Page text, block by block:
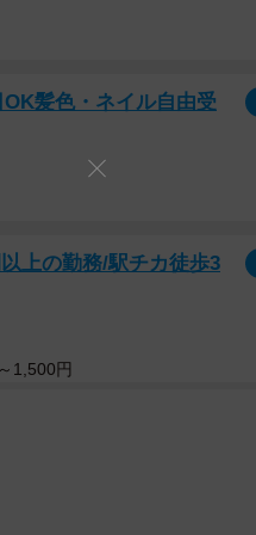
髪色・ネイル自由受
上の勤務/駅チカ徒歩3
1,500円